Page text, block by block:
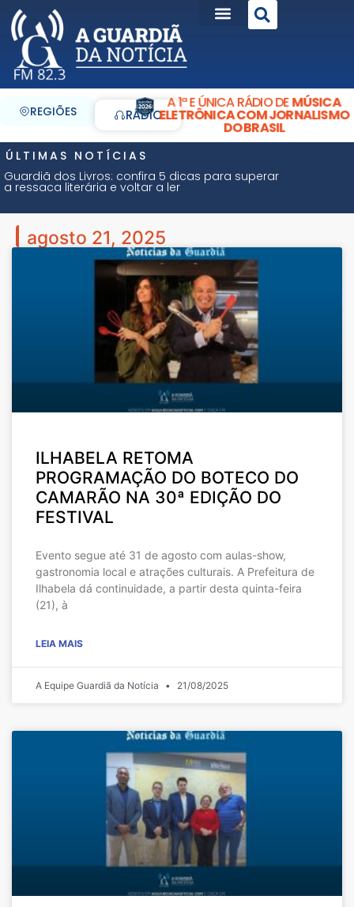
REGIÕES RÁDIO
A 1ª E ÚNICA RÁDIO DEMÚSICA
ELETRÔNICA COM JORNALISMO
DO BRASIL
ÚLTIMAS NOTÍCIAS
Guardiã dos Livros: confira 5 dicas para superar
a ressaca literária e voltar a ler
agosto 21, 2025
ILHABELA RETOMA
PROGRAMAÇÃO DO BOTECO DO
CAMARÃO NA 30ª EDIÇÃO DO
FESTIVAL
Evento segue até 31 de agosto com aulas-show,
gastronomia local e atrações culturais. A Prefeitura de
Ilhabela dá continuidade, a partir desta quinta-feira
(21), à
LEIA MAIS
A Equipe Guardiã da Notícia 21/08/2025